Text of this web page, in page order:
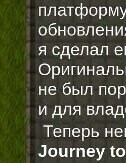
я сделал
не был
и для
Теперь
Journey